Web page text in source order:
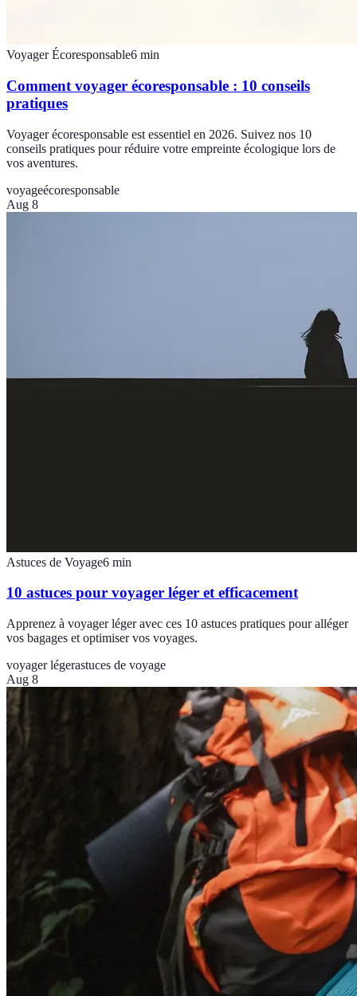
Voyager Écoresponsable6 min
Comment voyager écoresponsable : 10 conseils
pratiques
Voyager écoresponsable est essentiel en 2026. Suivez nos 10
conseils pratiques pour réduire votre empreinte écologique lors de
vos aventures.
voyageécoresponsable
Aug 8
Astuces de Voyage6 min
10 astuces pour voyager léger et efficacement
Apprenez à voyager léger avec ces 10 astuces pratiques pour alléger
vos bagages et optimiser vos voyages.
voyager légerastuces de voyage
Aug 8